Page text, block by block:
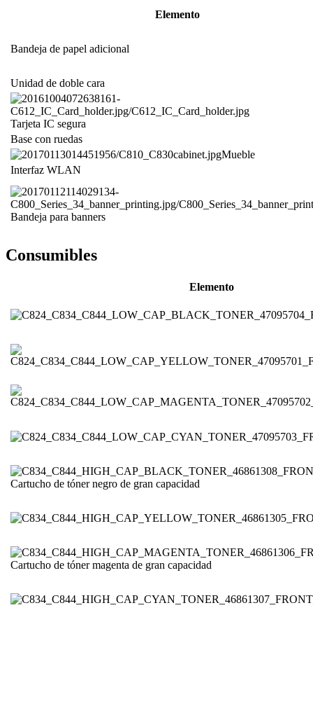
Elemento
Bandeja de papel adicional
Unidad de doble cara
Tarjeta IC segura
Base con ruedas
Mueble
Interfaz WLAN
Bandeja para banners
Consumibles
Elemento
Cartucho de tóner negro de gran capacidad
Cartucho de tóner magenta de gran capacidad